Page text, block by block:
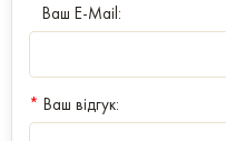
Ваш E-Mail:
* Ваш відгук: